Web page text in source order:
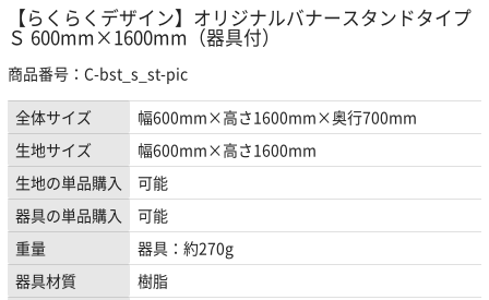
【らくらくデザイン】オリジナルバナースタンドタイプ
Ｓ 600mm×1600mm（器具付）
商品番号：C-bst_s_st-pic
全体サイズ
幅600mm×高さ1600mm×奥行700mm
生地サイズ
幅600mm×高さ1600mm
生地の単品購入
可能
器具の単品購入
可能
重量
器具：約270g
器具材質
樹脂